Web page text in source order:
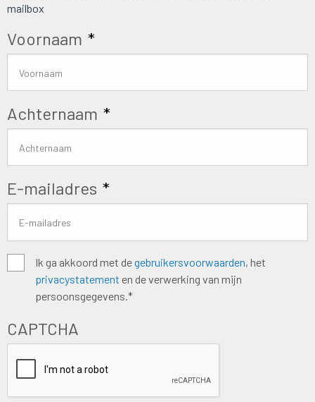
mailbox
Voornaam *
Achternaam *
E-mailadres *
Algemene
voorwaarden *
Ik ga akkoord met degebruikersvoorwaarden, het
privacystatement en de verwerking van mijn
persoonsgegevens.*
CAPTCHA